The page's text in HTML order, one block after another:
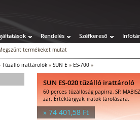
Rendelés Széfkereső Infotár
termékeket mutat
Tűzálló irattárolók » SUN E » ES-700 »
SUN ES-020 tűzálló irattároló
60 perces tűzállóság papírra, SP,
zár. Értéktárgyak, iratok tárolására.
» 74 401,58 Ft